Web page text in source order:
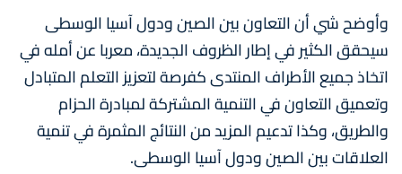
وأوضح شي أن التعاون بين الصين ودول آسيا الوسطى
سيحقق الكثير في إطار الظروف الجديدة، معربا عن أمله في
اتخاذ جميع الأطراف المنتدى كفرصة لتعزيز التعلم المتبادل
وتعميق التعاون في التنمية المشتركة لمبادرة الحزام
والطريق، وكذا تدعيم المزيد من النتائج المثمرة في تنمية
العلاقات بين الصين ودول آسيا الوسطى.